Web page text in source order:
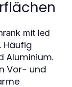
mit led
Häufig
Aluminium.
Vor- und